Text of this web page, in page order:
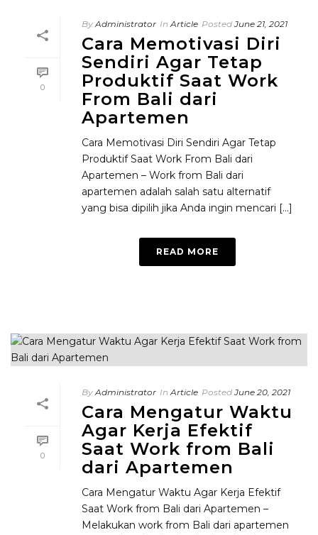
0
By Administrator In Article Posted June 21, 2021
Cara Memotivasi Diri
Sendiri Agar Tetap
Produktif Saat Work
From Bali dari
Apartemen
Cara Memotivasi Diri Sendiri Agar Tetap
Produktif Saat Work From Bali dari
Apartemen – Work from Bali dari
apartemen adalah salah satu alternatif
yang bisa dipilih jika Anda ingin mencari [...]
READ MORE
0
By Administrator In Article Posted June 20, 2021
Cara Mengatur Waktu
Agar Kerja Efektif
Saat Work from Bali
dari Apartemen
Cara Mengatur Waktu Agar Kerja Efektif
Saat Work from Bali dari Apartemen –
Melakukan work from Bali dari apartemen